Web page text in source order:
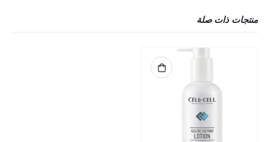
منتجات ذات صلة